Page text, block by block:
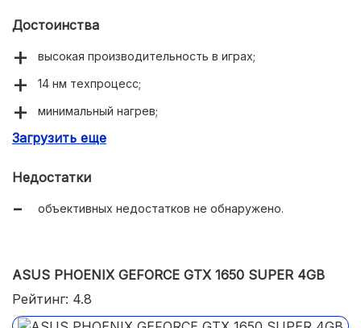
Достоинства
высокая производительность в играх;
14 нм техпроцесс;
минимальный нагрев;
тихая работа;
Загрузить еще
Недостатки
объективных недостатков не обнаружено.
ASUS PHOENIX GEFORCE GTX 1650 SUPER 4GB
Рейтинг: 4.8